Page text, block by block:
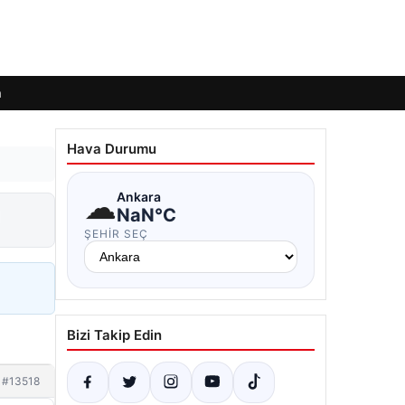
#13518
Hava Durumu
☁Ankara
NaN°C
ŞEHIR SEÇ
Bizi Takip Edin